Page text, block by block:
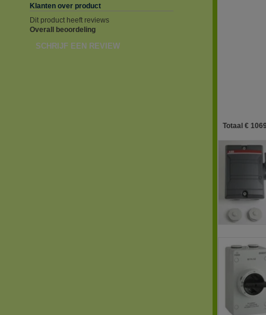
Klanten over product
Dit product heeft reviews
Overall beoordeling
SCHRIJF EEN REVIEW
Totaal €